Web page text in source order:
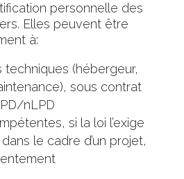
personnelle des
Elles peuvent être
à:
techniques (hébergeur,
sous contrat
nLPD
si la loi l’exige
le cadre d’un projet,